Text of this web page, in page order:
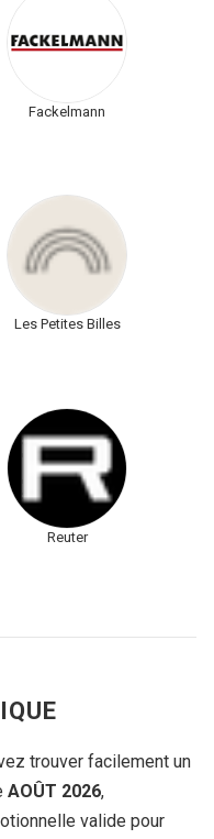
Fackelmann
Les Petites Billes
Reuter
trouver facilement un
AOÛT 2026,
valide pour